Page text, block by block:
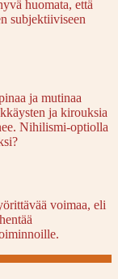
huomata, että
subjektiiviseen
ja mutinaa
ja kirouksia
Nihilismi-optiolla
voimaa, eli